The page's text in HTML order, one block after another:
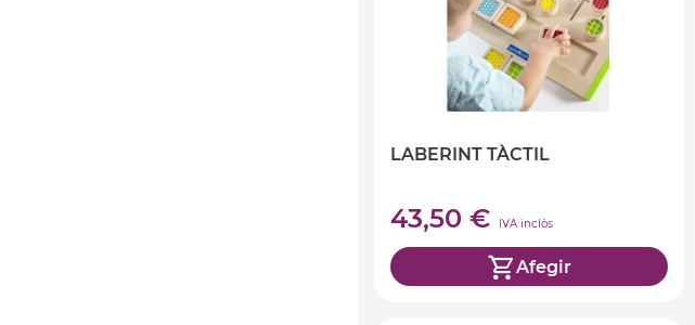
LABERINT TÀCTIL
43,50 € IVA inclòs
Afegir